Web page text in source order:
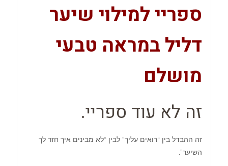
ספריי למילוי שיער
דליל במראה טבעי
מושלם
זה לא עוד ספריי.
זה ההבדל בין “רואים עליך” לבין “לא מבינים איך חזר לך
השיער”.